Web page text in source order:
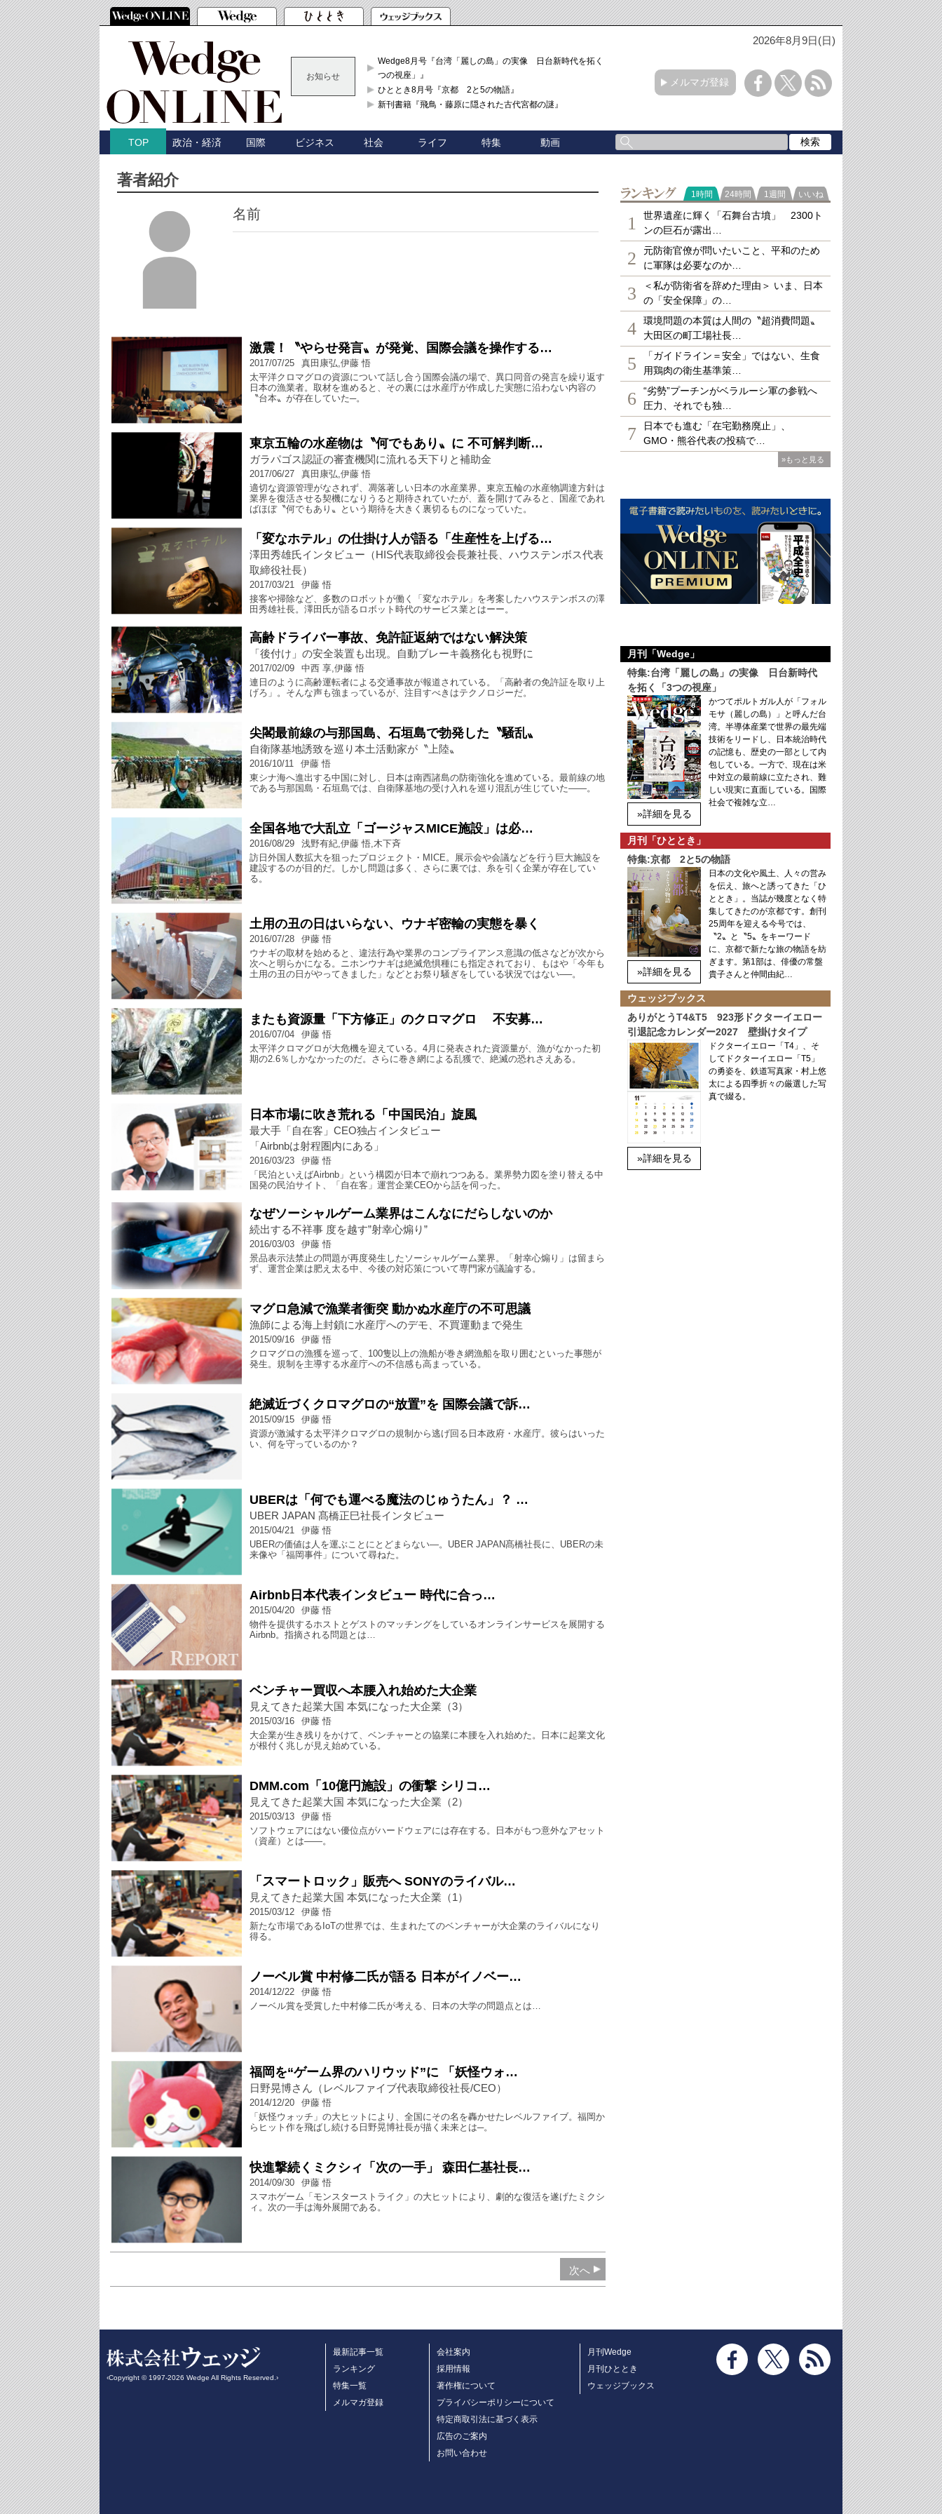
2026年8月9日(日)
お知らせ
Wedge8月号『台湾「麗しの島」の実像 日台新時代を拓く「3
つの視座」』
ひととき8月号『京都 2と5の物語』
新刊書籍『飛鳥・藤原に隠された古代宮都の謎』
メルマガ登録
TOP 政治・経済 国際 ビジネス 社会 ライフ 特集 動画
著者紹介
名前
激震！〝やらせ発言〟が発覚、国際会議を操作する…
2017/07/25
真田康弘,伊藤 悟
太平洋クロマグロの資源について話し合う国際会議の場で、異口同音の発言を繰り返す
日本の漁業者。取材を進めると、その裏には水産庁が作成した実態に沿わない内容の
〝台本〟が存在していた─。
東京五輪の水産物は〝何でもあり〟に 不可解判断…
ガラパゴス認証の審査機関に流れる天下りと補助金
2017/06/27
真田康弘,伊藤 悟
適切な資源管理がなされず、凋落著しい日本の水産業界。東京五輪の水産物調達方針は
業界を復活させる契機になりうると期待されていたが、蓋を開けてみると、国産であれ
ばほぼ〝何でもあり〟という期待を大きく裏切るものになっていた。
「変なホテル」の仕掛け人が語る「生産性を上げる…
澤田秀雄氏インタビュー（HIS代表取締役会長兼社長、ハウステンボス代表
取締役社長）
2017/03/21
伊藤 悟
接客や掃除など、多数のロボットが働く「変なホテル」を考案したハウステンボスの澤
田秀雄社長。澤田氏が語るロボット時代のサービス業とはーー。
高齢ドライバー事故、免許証返納ではない解決策
「後付け」の安全装置も出現。自動ブレーキ義務化も視野に
2017/02/09
中西 享,伊藤 悟
連日のように高齢運転者による交通事故が報道されている。「高齢者の免許証を取り上
げろ」。そんな声も強まっているが、注目すべきはテクノロジーだ。
尖閣最前線の与那国島、石垣島で勃発した〝騒乱〟
自衛隊基地誘致を巡り本土活動家が〝上陸〟
2016/10/11
伊藤 悟
東シナ海へ進出する中国に対し、日本は南西諸島の防衛強化を進めている。最前線の地
である与那国島・石垣島では、自衛隊基地の受け入れを巡り混乱が生じていた――。
全国各地で大乱立「ゴージャスMICE施設」は必…
2016/08/29
浅野有紀,伊藤 悟,木下斉
訪日外国人数拡大を狙ったプロジェクト・MICE。展示会や会議などを行う巨大施設を
建設するのが目的だ。しかし問題は多く、さらに裏では、糸を引く企業が存在してい
る。
土用の丑の日はいらない、ウナギ密輸の実態を暴く
2016/07/28
伊藤 悟
ウナギの取材を始めると、違法行為や業界のコンプライアンス意識の低さなどが次から
次へと明らかになる。ニホンウナギは絶滅危惧種にも指定されており、もはや「今年も
土用の丑の日がやってきました」などとお祭り騒ぎをしている状況ではない──。
またも資源量「下方修正」のクロマグロ 不安募…
2016/07/04
伊藤 悟
太平洋クロマグロが大危機を迎えている。4月に発表された資源量が、漁がなかった初
期の2.6％しかなかったのだ。さらに巻き網による乱獲で、絶滅の恐れさえある。
日本市場に吹き荒れる「中国民泊」旋風
最大手「自在客」CEO独占インタビュー
「Airbnbは射程圏内にある」
2016/03/23
伊藤 悟
「民泊といえばAirbnb」という構図が日本で崩れつつある。業界勢力図を塗り替える中
国発の民泊サイト、「自在客」運営企業CEOから話を伺った。
なぜソーシャルゲーム業界はこんなにだらしないのか
続出する不祥事 度を越す”射幸心煽り”
2016/03/03
伊藤 悟
景品表示法禁止の問題が再度発生したソーシャルゲーム業界。「射幸心煽り」は留まら
ず、運営企業は肥え太る中、今後の対応策について専門家が議論する。
マグロ急減で漁業者衝突 動かぬ水産庁の不可思議
漁師による海上封鎖に水産庁へのデモ、不買運動まで発生
2015/09/16
伊藤 悟
クロマグロの漁獲を巡って、100隻以上の漁船が巻き網漁船を取り囲むといった事態が
発生。規制を主導する水産庁への不信感も高まっている。
絶滅近づくクロマグロの“放置”を 国際会議で訴…
2015/09/15
伊藤 悟
資源が激減する太平洋クロマグロの規制から逃げ回る日本政府・水産庁。彼らはいった
い、何を守っているのか？
UBERは「何でも運べる魔法のじゅうたん」？ …
UBER JAPAN 髙橋正巳社長インタビュー
2015/04/21
伊藤 悟
UBERの価値は人を運ぶことにとどまらない―。UBER JAPAN髙橋社長に、UBERの未
来像や「福岡事件」について尋ねた。
Airbnb日本代表インタビュー 時代に合っ…
2015/04/20
伊藤 悟
物件を提供するホストとゲストのマッチングをしているオンラインサービスを展開する
Airbnb。指摘される問題とは…
ベンチャー買収へ本腰入れ始めた大企業
見えてきた起業大国 本気になった大企業（3）
2015/03/16
伊藤 悟
大企業が生き残りをかけて、ベンチャーとの協業に本腰を入れ始めた。日本に起業文化
が根付く兆しが見え始めている。
DMM.com「10億円施設」の衝撃 シリコ…
見えてきた起業大国 本気になった大企業（2）
2015/03/13
伊藤 悟
ソフトウェアにはない優位点がハードウェアには存在する。日本がもつ意外なアセット
（資産）とは――。
「スマートロック」販売へ SONYのライバル…
見えてきた起業大国 本気になった大企業（1）
2015/03/12
伊藤 悟
新たな市場であるIoTの世界では、生まれたてのベンチャーが大企業のライバルになり
得る。
ノーベル賞 中村修二氏が語る 日本がイノベー…
2014/12/22
伊藤 悟
ノーベル賞を受賞した中村修二氏が考える、日本の大学の問題点とは…
福岡を“ゲーム界のハリウッド”に 「妖怪ウォ…
日野晃博さん（レベルファイブ代表取締役社長/CEO）
2014/12/20
伊藤 悟
「妖怪ウォッチ」の大ヒットにより、全国にその名を轟かせたレベルファイブ。福岡か
らヒット作を飛ばし続ける日野晃博社長が描く未来とは─。
快進撃続くミクシィ「次の一手」 森田仁基社長…
2014/09/30
伊藤 悟
スマホゲーム「モンスターストライク」の大ヒットにより、劇的な復活を遂げたミクシ
ィ。次の一手は海外展開である。
次へ
ランキング
1時間 24時間 1週間 いいね
1
世界遺産に輝く「石舞台古墳」 2300ト
ンの巨石が露出…
2
元防衛官僚が問いたいこと、平和のため
に軍隊は必要なのか…
3
＜私が防衛省を辞めた理由＞ いま、日本
の「安全保障」の…
4
環境問題の本質は人間の〝超消費問題〟
大田区の町工場社長…
5
「ガイドライン＝安全」ではない、生食
用鶏肉の衛生基準策…
6
“劣勢”プーチンがベラルーシ軍の参戦へ
圧力、それでも独…
7
日本でも進む「在宅勤務廃止」、
GMO・熊谷代表の投稿で…
»もっと見る
月刊「Wedge」
特集:台湾「麗しの島」の実像 日台新時代
を拓く「3つの視座」
»詳細を見る
かつてポルトガル人が「フォル
モサ（麗しの島）」と呼んだ台
湾。半導体産業で世界の最先端
技術をリードし、日本統治時代
の記憶も、歴史の一部として内
包している。一方で、現在は米
中対立の最前線に立たされ、難
しい現実に直面している。国際
社会で複雑な立…
月刊「ひととき」
特集:京都 2と5の物語
»詳細を見る
日本の文化や風土、人々の営み
を伝え、旅へと誘ってきた「ひ
ととき」。当誌が幾度となく特
集してきたのが京都です。創刊
25周年を迎える今号では、
〝2〟と〝5〟をキーワード
に、京都で新たな旅の物語を紡
ぎます。第1部は、俳優の常盤
貴子さんと仲間由紀…
ウェッジブックス
ありがとうT4&T5 923形ドクターイエロー
引退記念カレンダー2027 壁掛けタイプ
»詳細を見る
ドクターイエロー「T4」、そ
してドクターイエロー「T5」
の勇姿を、鉄道写真家・村上悠
太による四季折々の厳選した写
真で綴る。
‹Copyright © 1997-2026 Wedge All Rights Reserved.›
最新記事一覧
ランキング
特集一覧
メルマガ登録
会社案内
採用情報
著作権について
プライバシーポリシーについて
特定商取引法に基づく表示
広告のご案内
お問い合わせ
月刊Wedge
月刊ひととき
ウェッジブックス